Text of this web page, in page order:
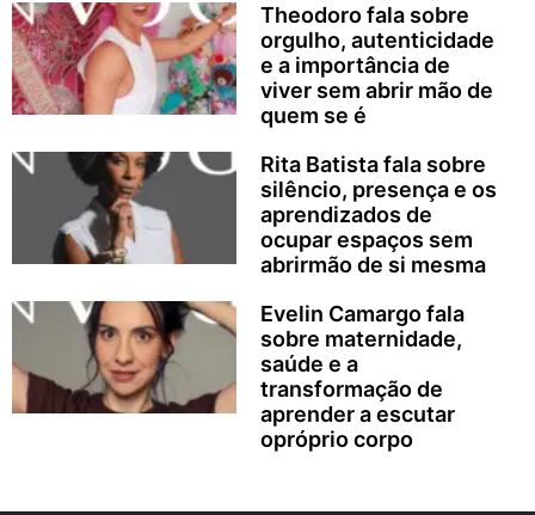
Theodoro fala sobre
orgulho, autenticidade
e a importância de
viver sem abrir mão de
quem se é
Rita Batista fala sobre
silêncio, presença e os
aprendizados de
ocupar espaços sem
abrirmão de si mesma
Evelin Camargo fala
sobre maternidade,
saúde e a
transformação de
aprender a escutar
opróprio corpo